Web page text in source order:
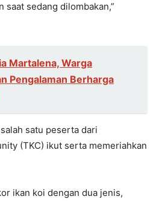
saat sedang dilombakan,”
Martalena, Warga
Pengalaman Berharga
satu peserta dari
(TKC) ikut serta memeriahkan
ikan koi dengan dua jenis,